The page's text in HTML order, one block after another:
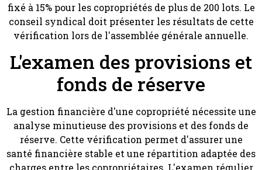
fixé à 15% pour les copropriétés de plus de 200 lots. Le
conseil syndical doit présenter les résultats de cette
vérification lors de l'assemblée générale annuelle.
L'examen des provisions et
fonds de réserve
La gestion financière d'une copropriété nécessite une
analyse minutieuse des provisions et des fonds de
réserve. Cette vérification permet d'assurer une
santé financière stable et une répartition adaptée des
charges entre les copropriétaires. L'examen régulier